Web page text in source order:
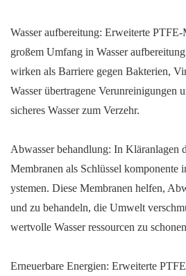
Wasser aufbereitung: Erweiterte
großem Umfang in Wasser
wirken als Barriere gegen Bakterien,
Wasser übertragene Verunreinigungen
sicheres Wasser zum Verzehr.
Abwasser behandlung: In Kläranlagen
Membranen als Schlüssel komponente
ystemen. Diese Membranen helfen,
und zu behandeln, die Umwelt
wertvolle Wasser ressourcen zu
Erneuerbare Energien: Erweiterte